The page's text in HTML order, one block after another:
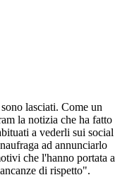
lasciati. Come un
la notizia che ha fatto
a vederli sui social
ad annunciarlo
che l'hanno portata a
di rispetto".